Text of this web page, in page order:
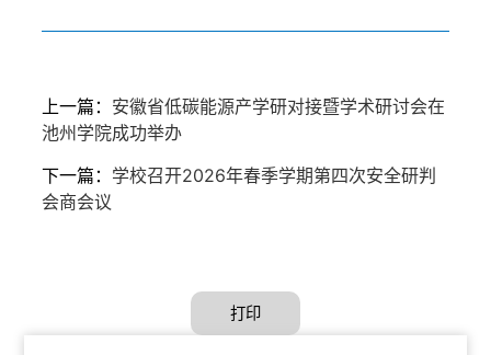
上一篇： 安徽省低碳能源产学研对接暨学术研讨会在
池州学院成功举办
下一篇： 学校召开2026年春季学期第四次安全研判
会商会议
打印